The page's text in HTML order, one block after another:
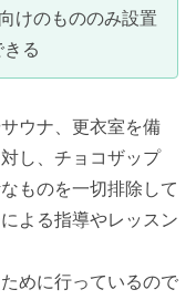
けのもののみ設置
る
ウナ、更衣室を備
し、チョコザップ
ものを一切排除して
よる指導やレッスン
めに行っているので